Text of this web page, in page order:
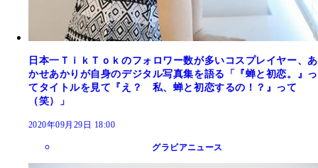
日本一ＴｉｋＴｏｋのフォロワー数が多いコスプレイヤー、あ
かせあかりが自身のデジタル写真集を語る「『蝉と初恋。』っ
てタイトルを見て『え？ 私、蝉と初恋するの！？』って
（笑）」
2020年09月29日 18:00
グラビアニュース